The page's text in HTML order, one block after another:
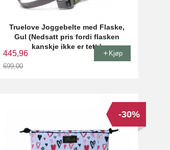
Truelove Joggebelte med Flaske,
Gul (Nedsatt pris fordi flasken
kanskje ikke er tett.)
445,96
699,00
Kjøp
-30%